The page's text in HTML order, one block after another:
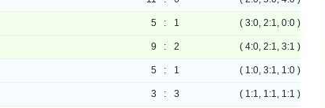
5 : 1 ( 3:0, 2:1, 0:0 )
9 : 2 ( 4:0, 2:1, 3:1 )
5 : 1 ( 1:0, 3:1, 1:0 )
3 : 3 ( 1:1, 1:1, 1:1 )